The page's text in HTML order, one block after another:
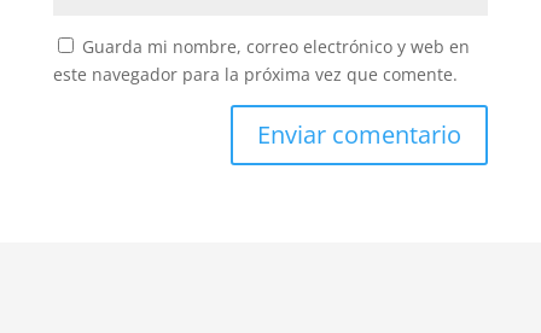
Guarda mi nombre, correo electrónico y web en
este navegador para la próxima vez que comente.